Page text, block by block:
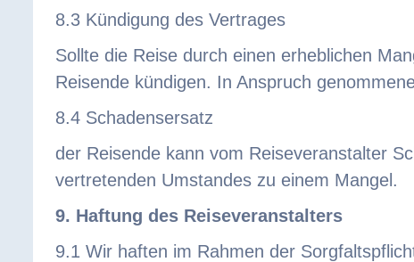
8.3 Kündigung des Vertrages
Sollte die Reise durch einen erheblichen
Reisende kündigen. In Anspruch
8.4 Schadensersatz
der Reisende kann vom Reiseveranstalter
vertretenden Umstandes zu einem Mangel.
9. Haftung des Reiseveranstalters
9.1 Wir haften im Rahmen der